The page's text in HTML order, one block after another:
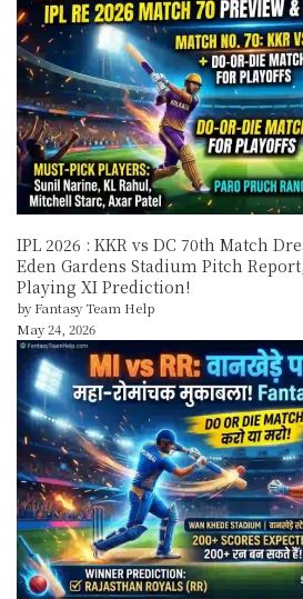
IPL 2026 : KKR vs DC 70th Match
Eden Gardens Stadium Pitch
Playing XI Prediction!
by Fantasy Team Help
May 24, 2026